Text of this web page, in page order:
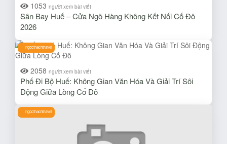
1053 người xem bài viết
Sân Bay Huế – Cửa Ngõ Hàng Không Kết Nối Cố Đô
2026
ngocthachtravel
2058 người xem bài viết
Phố Đi Bộ Huế: Không Gian Văn Hóa Và Giải Trí Sôi
Động Giữa Lòng Cố Đô
ngocthachtravel